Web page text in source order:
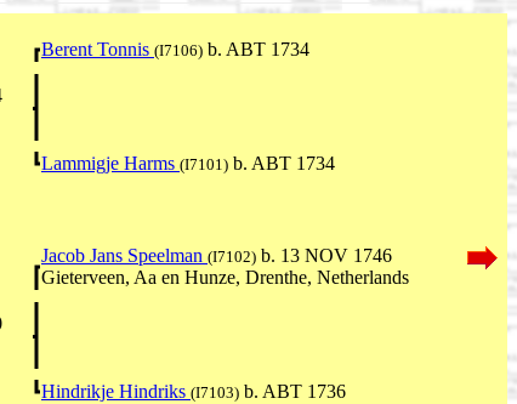
Berent Tonnis (I7106) b. ABT 1734
Lammigje Harms (I7101) b. ABT 1734
Jacob Jans Speelman (I7102) b. 13 NOV 1746
Gieterveen, Aa en Hunze, Drenthe, Netherlands
Hindrikje Hindriks (I7103) b. ABT 1736